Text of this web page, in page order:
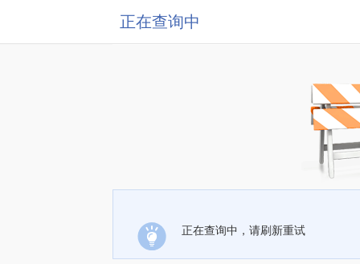
正在查询中
正在查询中，请刷新重试